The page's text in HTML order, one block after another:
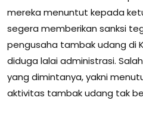
mereka menuntut kepada
segera memberikan sanksi
pengusaha tambak udang di
diduga lalai administrasi.
yang dimintanya, yakni
aktivitas tambak udang tak